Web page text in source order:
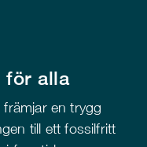
för alla
främjar en trygg
till ett fossilfritt